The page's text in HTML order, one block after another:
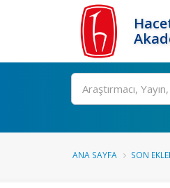
Ara
ANA SAYFA SON